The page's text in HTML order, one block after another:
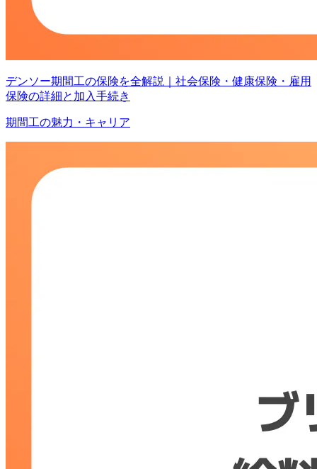
デンソー期間工の保険を全解説｜社会保険・健康保険・雇用
保険の詳細と加入手続き
期間工の魅力・キャリア